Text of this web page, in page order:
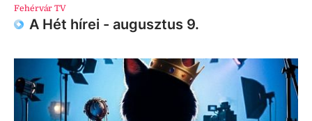
Fehérvár TV
A Hét hírei - augusztus 9.